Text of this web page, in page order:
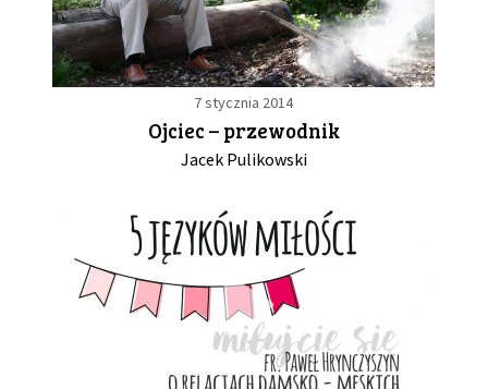
7 stycznia 2014
Ojciec – przewodnik
Jacek Pulikowski